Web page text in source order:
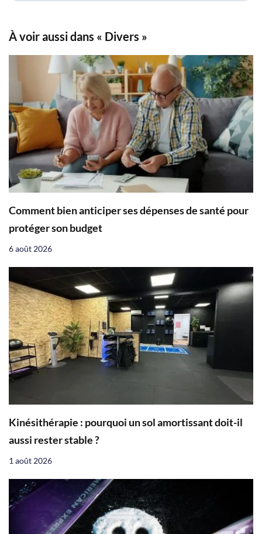
À voir aussi dans « Divers »
Comment bien anticiper ses dépenses de santé pour
protéger son budget
6 août 2026
Kinésithérapie : pourquoi un sol amortissant doit-il
aussi rester stable ?
1 août 2026